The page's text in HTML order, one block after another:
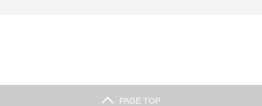
PAGE TOP